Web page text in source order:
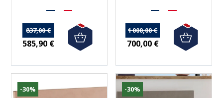
837,00 €
585,90 €
1 000,00 €
700,00 €
-30% -30%